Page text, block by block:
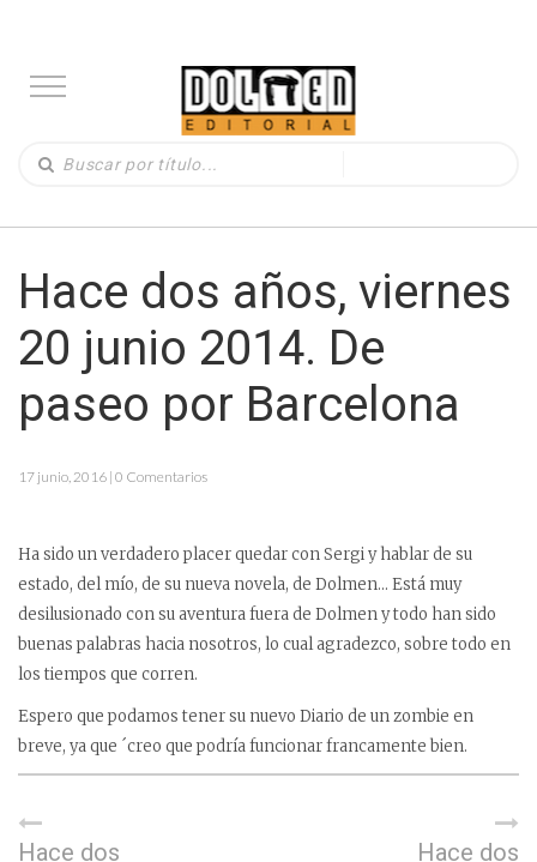
Hace dos años, viernes
20 junio 2014. De
paseo por Barcelona
17 junio, 2016 | 0 Comentarios
Ha sido un verdadero placer quedar con Sergi y hablar de su
estado, del mío, de su nueva novela, de Dolmen… Está muy
desilusionado con su aventura fuera de Dolmen y todo han sido
buenas palabras hacia nosotros, lo cual agradezco, sobre todo en
los tiempos que corren.
Espero que podamos tener su nuevo Diario de un zombie en
breve, ya que ´creo que podría funcionar francamente bien.
Hace dos
Hace dos